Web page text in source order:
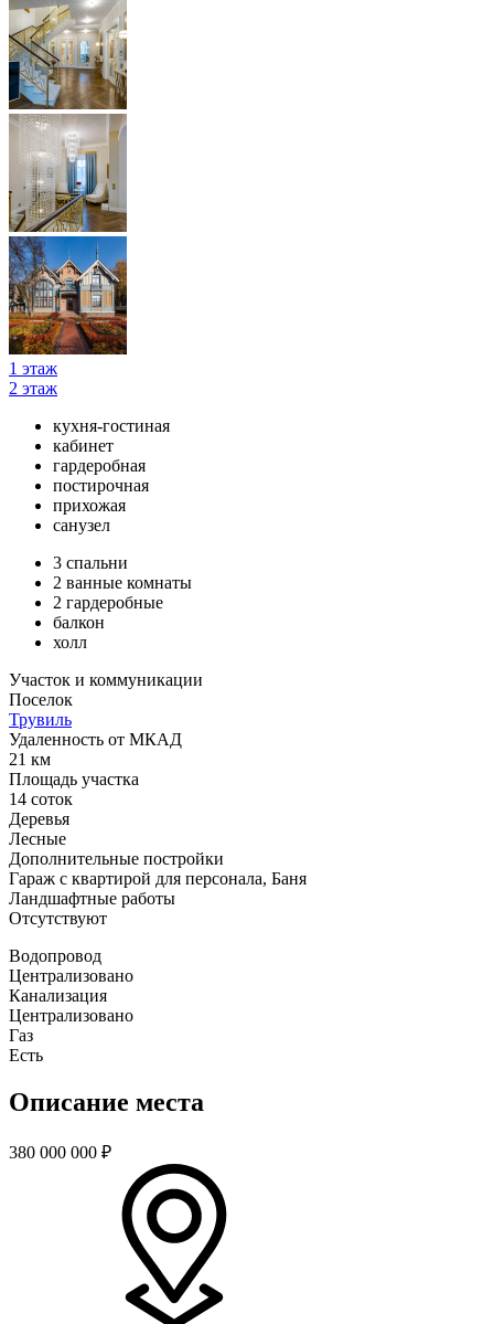
1 этаж
2 этаж
кухня-гостиная
кабинет
гардеробная
постирочная
прихожая
санузел
3 спальни
2 ванные комнаты
2 гардеробные
балкон
холл
Участок и коммуникации
Поселок
Трувиль
Удаленность от МКАД
21 км
Площадь участка
14 соток
Деревья
Лесные
Дополнительные постройки
Гараж с квартирой для персонала, Баня
Ландшафтные работы
Отсутствуют
Водопровод
Централизовано
Канализация
Централизовано
Газ
Есть
Описание места
380 000 000 ₽